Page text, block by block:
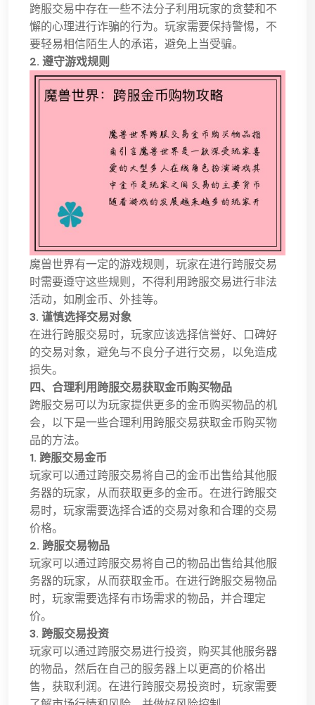
跨服交易中存在一些不法分子利用玩家的贪婪和不
懈的心理进行诈骗的行为。玩家需要保持警惕，不
要轻易相信陌生人的承诺，避免上当受骗。
2. 遵守游戏规则
魔兽世界有一定的游戏规则，玩家在进行跨服交易
时需要遵守这些规则，不得利用跨服交易进行非法
活动，如刷金币、外挂等。
3. 谨慎选择交易对象
在进行跨服交易时，玩家应该选择信誉好、口碑好
的交易对象，避免与不良分子进行交易，以免造成
损失。
四、合理利用跨服交易获取金币购买物品
跨服交易可以为玩家提供更多的金币购买物品的机
会，以下是一些合理利用跨服交易获取金币购买物
品的方法。
1. 跨服交易金币
玩家可以通过跨服交易将自己的金币出售给其他服
务器的玩家，从而获取更多的金币。在进行跨服交
易时，玩家需要选择合适的交易对象和合理的交易
价格。
2. 跨服交易物品
玩家可以通过跨服交易将自己的物品出售给其他服
务器的玩家，从而获取金币。在进行跨服交易物品
时，玩家需要选择有市场需求的物品，并合理定
价。
3. 跨服交易投资
玩家可以通过跨服交易进行投资，购买其他服务器
的物品，然后在自己的服务器上以更高的价格出
售，获取利润。在进行跨服交易投资时，玩家需要